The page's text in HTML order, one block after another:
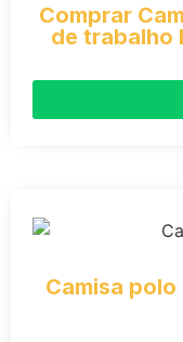
Comprar
de trabalho
Camisa